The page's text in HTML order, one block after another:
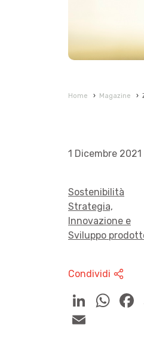
Home › Magazine ›
1 Dicembre 2021
Sostenibilità
Strategia,
Innovazione e
Sviluppo
Condividi